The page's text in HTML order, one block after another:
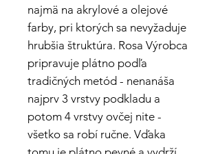
najmä na akrylové a olejové
farby, pri ktorých sa nevyžaduje
hrubšia štruktúra. Rosa Výrobca
pripravuje plátno podľa
tradičných metód - nenanáša
najprv 3 vrstvy podkladu a
potom 4 vrstvy ovčej nite -
všetko sa robí ručne. Vďaka